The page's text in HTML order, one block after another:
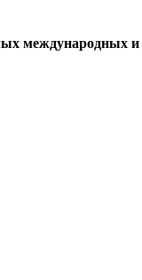
международных и